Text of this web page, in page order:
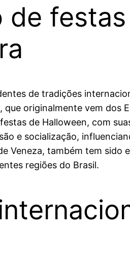
de
de tradições
que originalmente vem dos
de Halloween, com
e socialização,
Veneza, também tem
regiões do Brasil.